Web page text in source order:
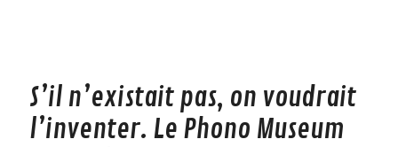
S’il n’existait pas, on voudrait
l’inventer. Le Phono Museum